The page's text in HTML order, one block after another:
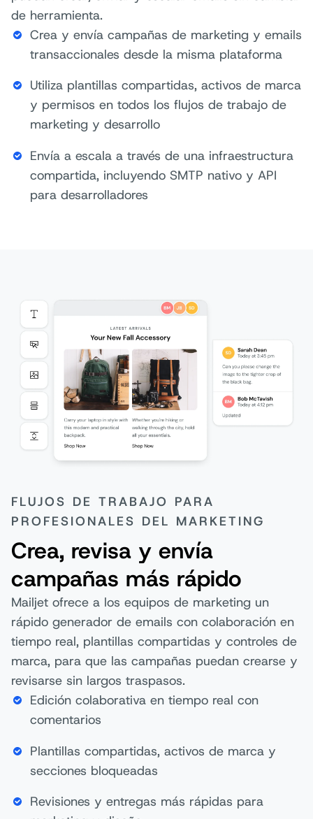
de herramienta.
Crea y envía campañas de marketing y emails
transaccionales desde la misma plataforma
Utiliza plantillas compartidas, activos de marca
y permisos en todos los flujos de trabajo de
marketing y desarrollo
Envía a escala a través de una infraestructura
compartida, incluyendo SMTP nativo y API
para desarrolladores
FLUJOS DE TRABAJO PARA
PROFESIONALES DEL MARKETING
Crea, revisa y envía
campañas más rápido
Mailjet ofrece a los equipos de marketing un
rápido generador de emails con colaboración en
tiempo real, plantillas compartidas y controles de
marca, para que las campañas puedan crearse y
revisarse sin largos traspasos.
Edición colaborativa en tiempo real con
comentarios
Plantillas compartidas, activos de marca y
secciones bloqueadas
Revisiones y entregas más rápidas para